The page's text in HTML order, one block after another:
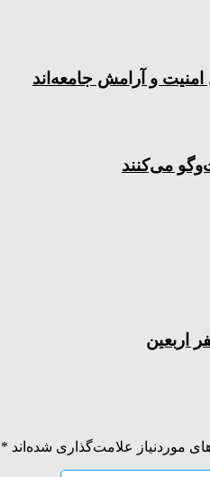
و آرامش جامعه‌اند
می‌کنند
موردنیاز علامت‌گذاری شده‌اند *